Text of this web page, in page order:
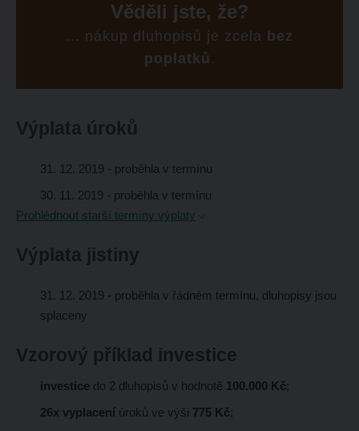
Věděli jste, že?
... nákup dluhopisů je zcela bez
poplatků .
Výplata úroků
31. 12. 2019 - proběhla v termínu
30. 11. 2019 - proběhla v termínu
Prohlédnout starší termíny výplaty
Výplata jistiny
31. 12. 2019 - proběhla v řádném termínu, dluhopisy jsou
splaceny
Vzorový příklad investice
investice do 2 dluhopisů v hodnotě 100.000 Kč;
26x vyplaceníúroků ve výši 775 Kč;